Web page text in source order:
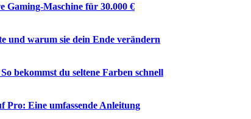
Gaming-Maschine für 30.000 €
warum sie dein Ende verändern
bekommst du seltene Farben schnell
Pro: Eine umfassende Anleitung